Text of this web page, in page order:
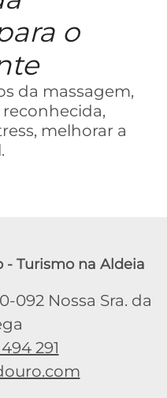
o
da massagem,
melhorar a
- Turismo na Aldeia
092 Nossa Sra. da
291